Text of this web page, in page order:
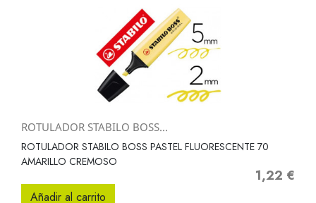
ROTULADOR STABILO BOSS...
ROTULADOR STABILO BOSS PASTEL FLUORESCENTE 70
AMARILLO CREMOSO
Precio
1,22 €
Añadir al carrito